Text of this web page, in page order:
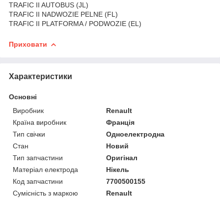
TRAFIC II AUTOBUS (JL)
TRAFIC II NADWOZIE PELNE (FL)
TRAFIC II PLATFORMA / PODWOZIE (EL)
Приховати
Характеристики
Основні
Виробник
Renault
Країна виробник
Франція
Тип свічки
Одноелектродна
Стан
Новий
Тип запчастини
Оригінал
Матеріал електрода
Нікель
Код запчастини
7700500155
Сумісність з маркою
Renault